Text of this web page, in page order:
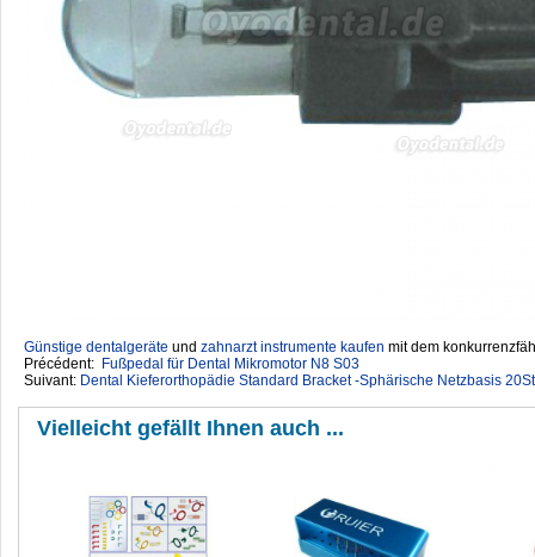
Günstige dentalgeräte ‎ und zahnarzt instrumente kaufen mit dem
Précédent: Fußpedal für Dental Mikromotor N8 S03
Suivant: Dental Kieferorthopädie Standard Bracket -Sphärische Netzbasis
Vielleicht gefällt Ihnen auch ...